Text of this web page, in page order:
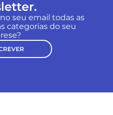
seu email todas as
categorias do seu